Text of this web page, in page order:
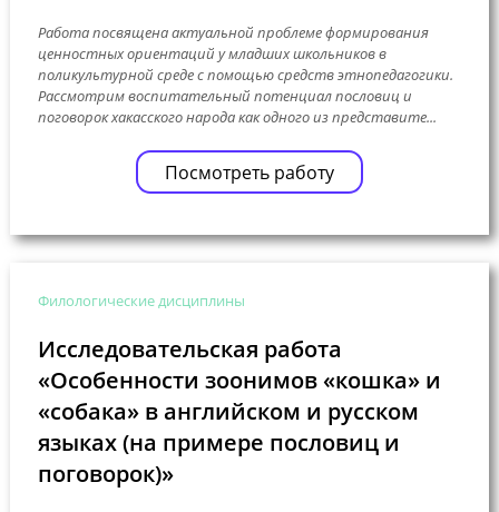
Работа посвящена актуальной проблеме формирования
ценностных ориентаций у младших школьников в
поликультурной среде с помощью средств этнопедагогики.
Рассмотрим воспитательный потенциал пословиц и
поговорок хакасского народа как одного из представите...
Посмотреть работу
Филологические дисциплины
Исследовательская работа
«Особенности зоонимов «кошка» и
«собака» в английском и русском
языках (на примере пословиц и
поговорок)»